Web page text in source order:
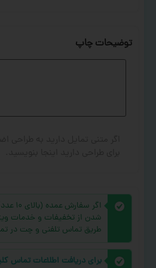
توضیحات چاپ
اگر
شدن از تخفیفات و خدمات
طریق تماس تلفنی و چت در
برای دریافت اطلاعات تماس